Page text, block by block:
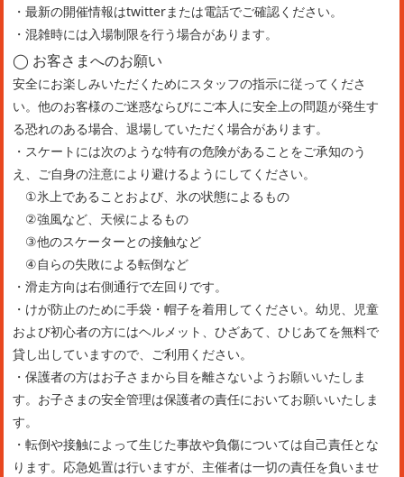
・最新の開催情報はtwitterまたは電話でご確認ください。
・混雑時には入場制限を行う場合があります。
◯ お客さまへのお願い
安全にお楽しみいただくためにスタッフの指示に従ってくださ
い。他のお客様のご迷惑ならびにご本人に安全上の問題が発生す
る恐れのある場合、退場していただく場合があります。
・スケートには次のような特有の危険があることをご承知のう
え、ご自身の注意により避けるようにしてください。
①氷上であることおよび、氷の状態によるもの
②強風など、天候によるもの
③他のスケーターとの接触など
④自らの失敗による転倒など
・滑走方向は右側通行で左回りです。
・けが防止のために手袋・帽子を着用してください。幼児、児童
および初心者の方にはヘルメット、ひざあて、ひじあてを無料で
貸し出していますので、ご利用ください。
・保護者の方はお子さまから目を離さないようお願いいたしま
す。お子さまの安全管理は保護者の責任においてお願いいたしま
す。
・転倒や接触によって生じた事故や負傷については自己責任とな
ります。応急処置は行いますが、主催者は一切の責任を負いませ